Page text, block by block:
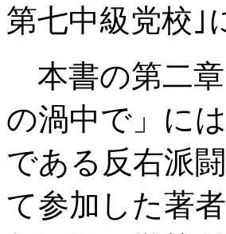
第七中級党校｣
本書の第二章
の渦中で」に
である反右派
て参加した著